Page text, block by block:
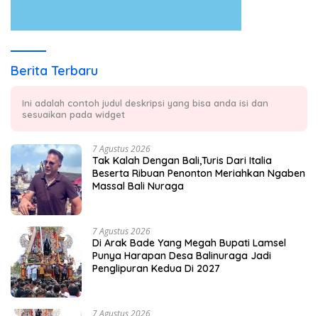
Berita Terbaru
Ini adalah contoh judul deskripsi yang bisa anda isi dan
sesuaikan pada widget
7 Agustus 2026
Tak Kalah Dengan Bali,Turis Dari Italia
Beserta Ribuan Penonton Meriahkan Ngaben
Massal Bali Nuraga
7 Agustus 2026
Di Arak Bade Yang Megah Bupati Lamsel
Punya Harapan Desa Balinuraga Jadi
Penglipuran Kedua Di 2027
7 Agustus 2026